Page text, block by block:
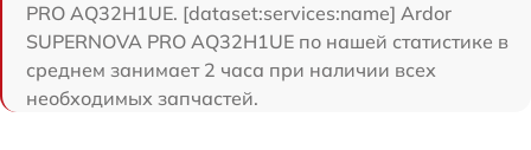
PRO AQ32H1UE. [dataset:services:name] Ardor
SUPERNOVA PRO AQ32H1UE по нашей статистике в
среднем занимает 2 часа при наличии всех
необходимых запчастей.